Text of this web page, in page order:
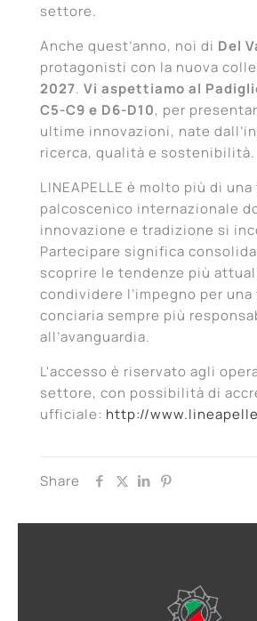
settore.
Anche quest’anno, noi di Del
protagonisti con la nuova
2027. Vi aspettiamo al
C5-C9 e D6-D10, per
ultime innovazioni, nate
ricerca, qualità e sostenibilità.
LINEAPELLE è molto più di
palcoscenico internazionale
innovazione e tradizione si
Partecipare significa
scoprire le tendenze più
condividere l’impegno per
conciaria sempre più
all’avanguardia.
L'accesso è riservato agli
settore, con possibilità di
ufficiale: http://
Share